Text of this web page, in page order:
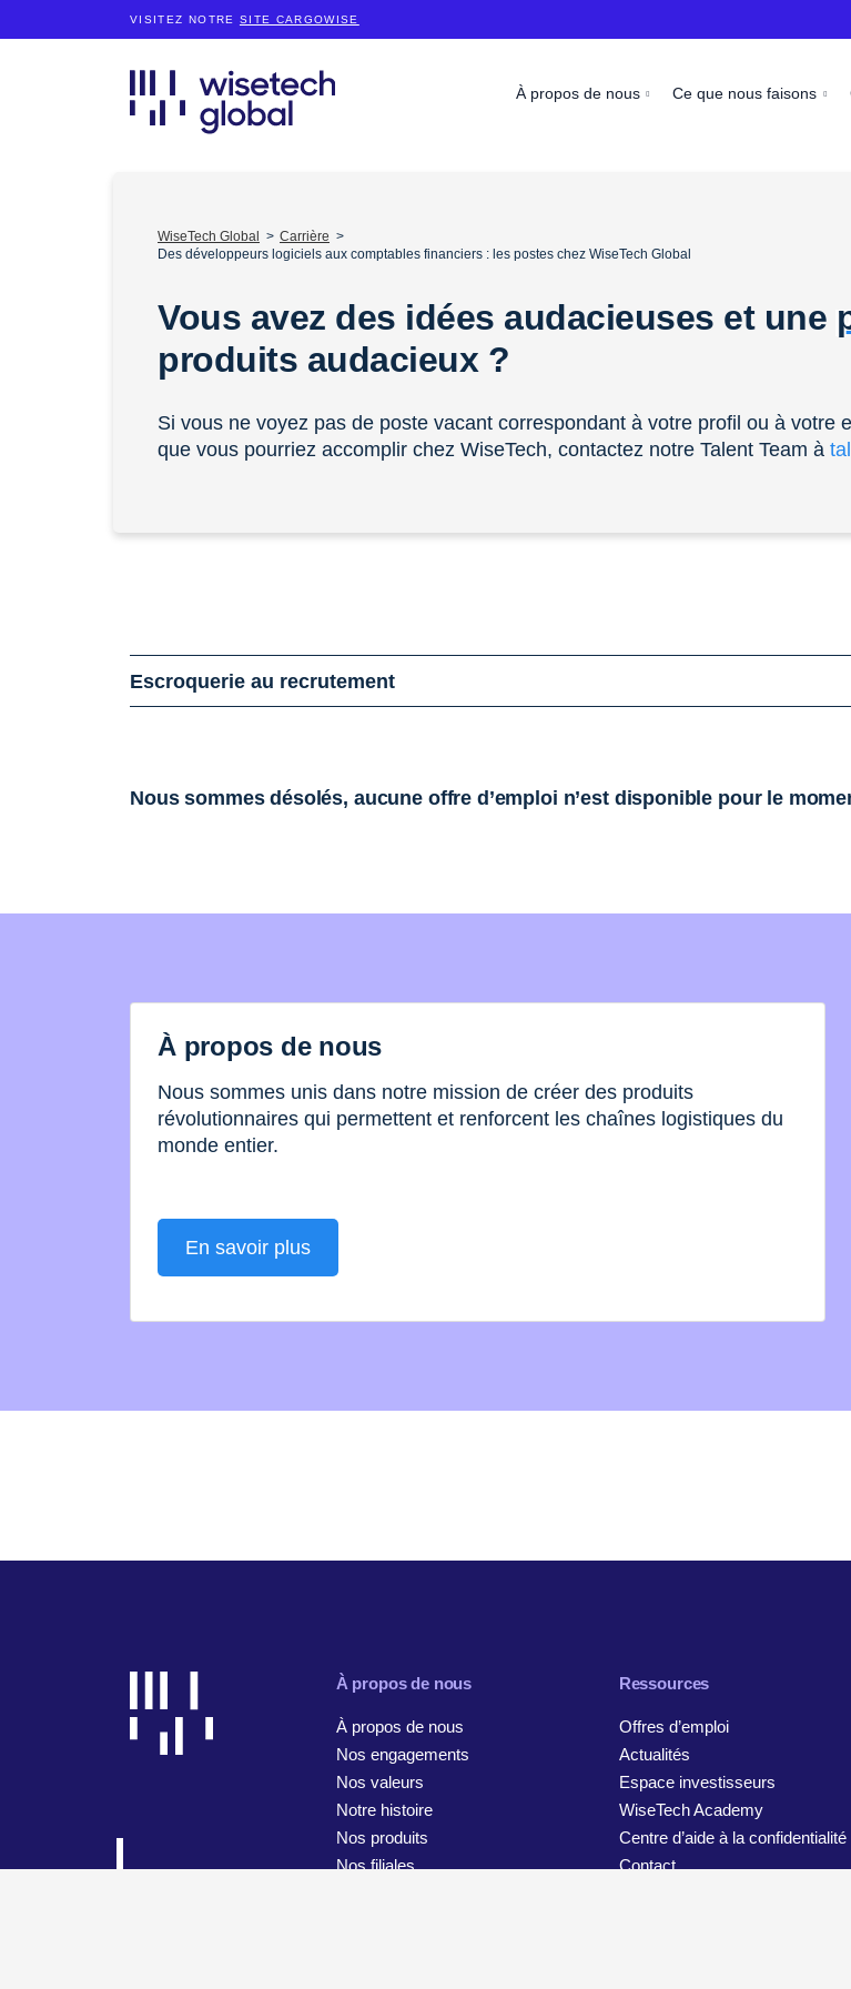
VISITEZ NOTRE SITE CARGOWISE
À propos de nous Ce que nous faisons
WiseTech Global
Carrière
Des développeurs logiciels aux comptables financiers : les postes chez WiseTech Global
Vous avez des idées audacieuses et une
produits audacieux ?
Si vous ne voyez pas de poste vacant correspondant à votre profil ou à
que vous pourriez accomplir chez WiseTech, contactez notre Talent Team à
Escroquerie au recrutement
Nous sommes désolés, aucune offre d’emploi n’est disponible pour le
À propos de nous
Nous sommes unis dans notre mission de créer des produits
révolutionnaires qui permettent et renforcent les chaînes logistiques du
monde entier.
En savoir plus
À propos de nous
À propos de nous
Nos engagements
Nos valeurs
Notre histoire
Nos produits
Nos filiales
Ressources
Offres d’emploi
Actualités
Espace investisseurs
WiseTech Academy
Centre d’aide à la confidentialité
Contact